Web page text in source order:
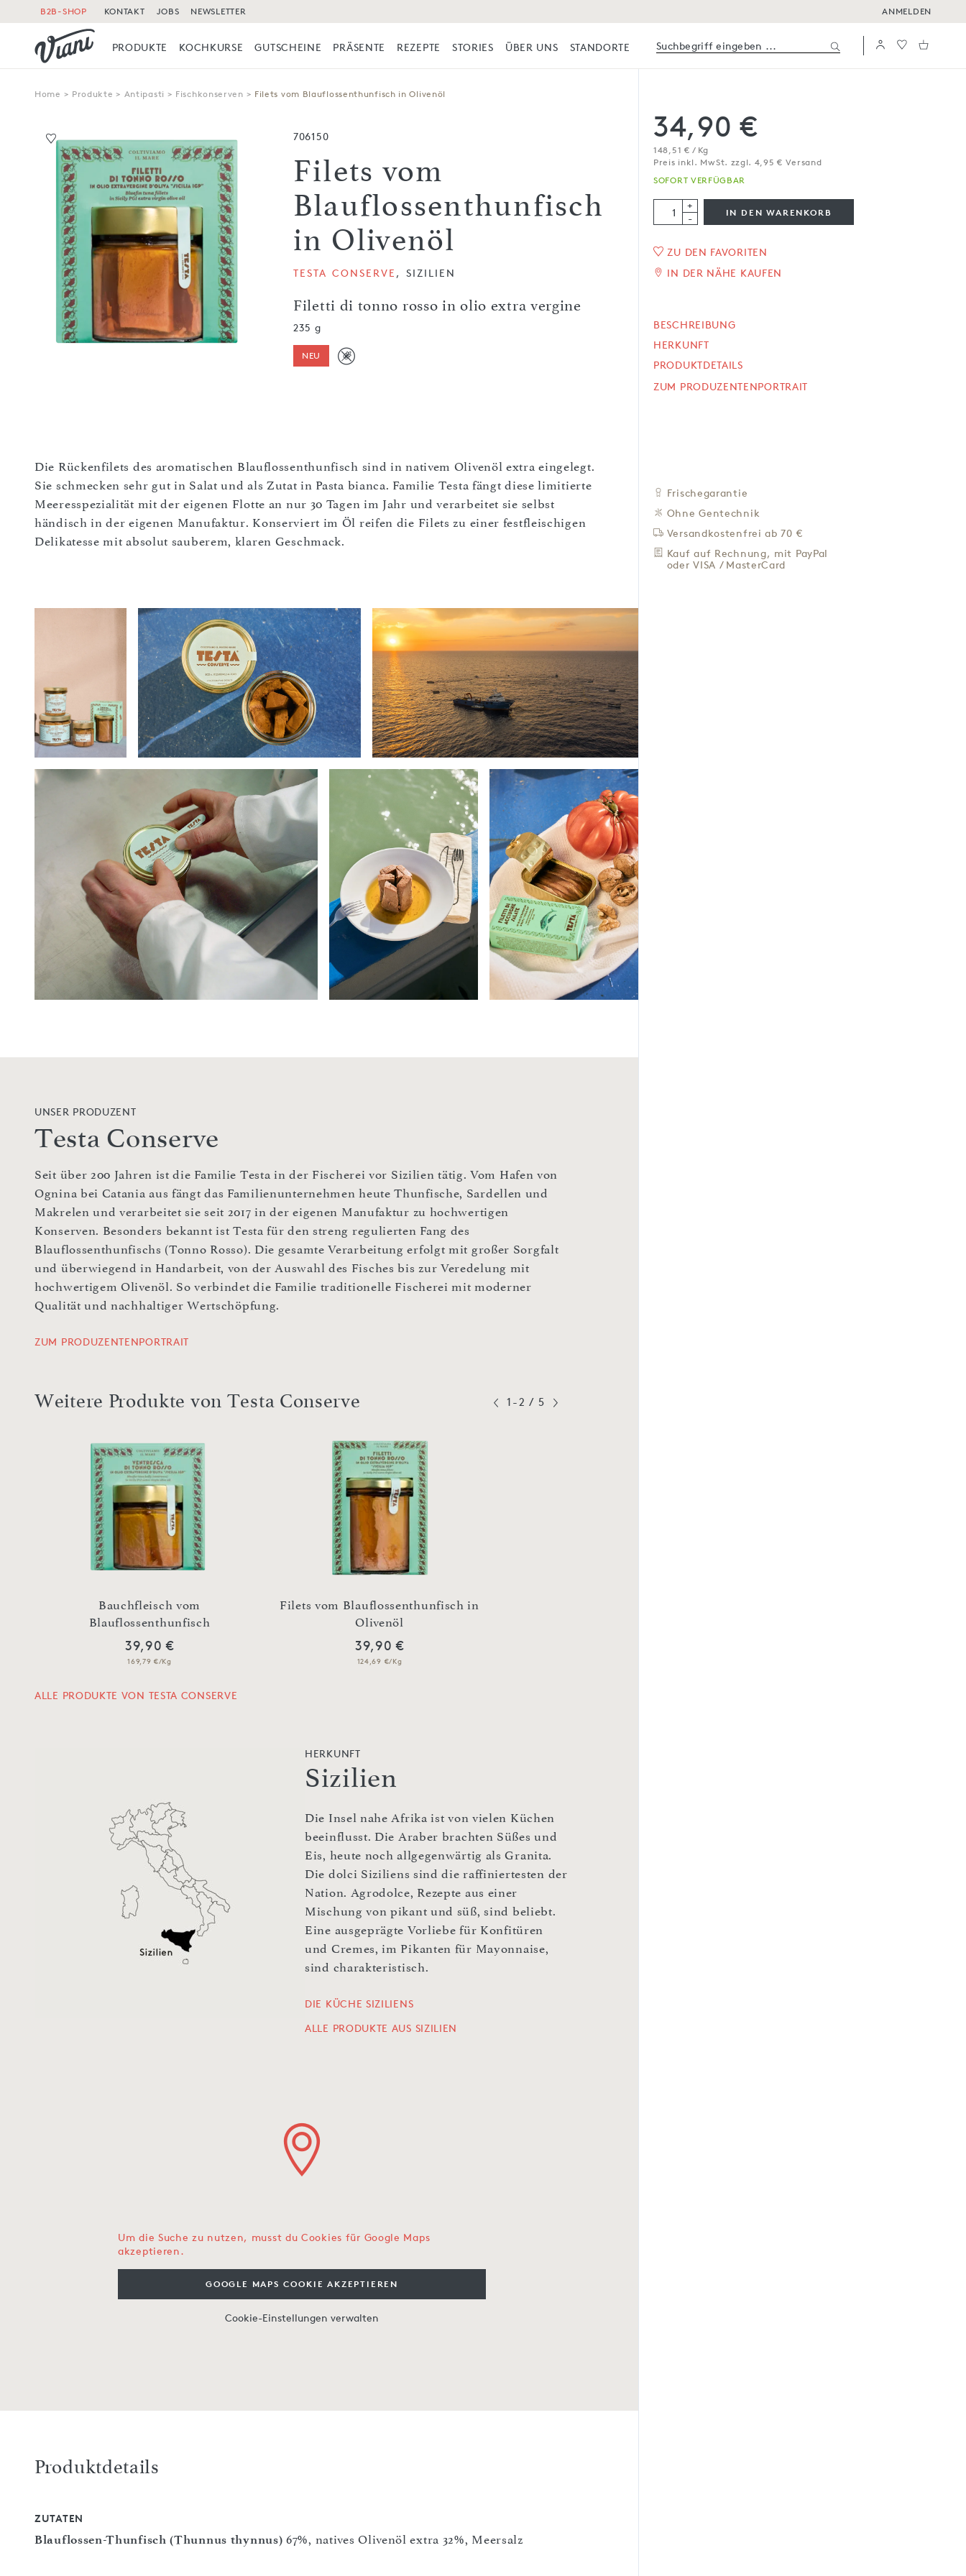
B2B-SHOP KONTAKT JOBS NEWSLETTER ANMELDEN
PRODUKTE KOCHKURSE GUTSCHEINE PRÄSENTE REZEPTE STORIES ÜBER UNS STANDORTE
Home > Produkte > Antipasti > Fischkonserven > Filets vom Blauflossenthunfisch in Olivenöl
Filets vom
Olivenöl
235 g
34,90 €
ZU DEN FAVORITEN
IN DER NÄHE KAUFEN
HERKUNFT
706150
Filets vom
Blauflossenthunfisch
in Olivenöl
Filetti di tonno rosso in olio extra vergine
TESTA CONSERVE , SIZILIEN
235 g
NEU
SOFORT VERFÜGBAR
34,90 €
148,51 € / Kg
Preis inkl. MwSt. zzgl. 4,95 € Versand
+
-
IN DEN WARENKORB
ZU DEN FAVORITEN
IN DER NÄHE KAUFEN
BESCHREIBUNG
HERKUNFT
PRODUKTDETAILS
ZUM PRODUZENTENPORTRAIT
Frischegarantie
Ohne Gentechnik
Versandkostenfrei ab 70 €
Kauf auf Rechnung, mit PayPal
oder VISA / MasterCard
Die Rückenfilets des aromatischen Blauflossenthunfisch sind in nativem Olivenöl extra eingelegt.
Sie schmecken sehr gut in Salat und als Zutat in Pasta bianca. Familie Testa fängt diese limitierte
Meeresspezialität mit der eigenen Flotte an nur 30 Tagen im Jahr und verarbeitet sie selbst
händisch in der eigenen Manufaktur. Konserviert im Öl reifen die Filets zu einer festfleischigen
Delikatesse mit absolut sauberem, klaren Geschmack.
UNSER PRODUZENT
Testa Conserve
Seit über 200 Jahren ist die Familie Testa in der Fischerei vor Sizilien tätig. Vom Hafen von
Ognina bei Catania aus fängt das Familienunternehmen heute Thunfische, Sardellen und
Makrelen und verarbeitet sie seit 2017 in der eigenen Manufaktur zu hochwertigen
Konserven. Besonders bekannt ist Testa für den streng regulierten Fang des
Blauflossenthunfischs (Tonno Rosso). Die gesamte Verarbeitung erfolgt mit großer Sorgfalt
und überwiegend in Handarbeit, von der Auswahl des Fisches bis zur Veredelung mit
hochwertigem Olivenöl. So verbindet die Familie traditionelle Fischerei mit moderner
Qualität und nachhaltiger Wertschöpfung.
ZUM PRODUZENTENPORTRAIT
Weitere Produkte von Testa Conserve
Bauchfleisch vom
Blauflossenthunfisch
39,90 €
169,79 €/Kg
Filets vom Blauflossenthunfisch in
Olivenöl
39,90 €
124,69 €/Kg
1-2 / 5
ALLE PRODUKTE VON TESTA CONSERVE
HERKUNFT
Sizilien
Die Insel nahe Afrika ist von vielen Küchen
beeinflusst. Die Araber brachten Süßes und
Eis, heute noch allgegenwärtig als Granita.
Die dolci Siziliens sind die raffiniertesten der
Nation. Agrodolce, Rezepte aus einer
Mischung von pikant und süß, sind beliebt.
Eine ausgeprägte Vorliebe für Konfitüren
und Cremes, im Pikanten für Mayonnaise,
sind charakteristisch.
DIE KÜCHE SIZILIENS
ALLE PRODUKTE AUS SIZILIEN
Um die Suche zu nutzen, musst du Cookies für Google Maps
akzeptieren.
GOOGLE MAPS COOKIE AKZEPTIEREN
Cookie-Einstellungen verwalten
Produktdetails
ZUTATEN
Blauflossen-Thunfisch (Thunnus thynnus) 67%, natives Olivenöl extra 32%, Meersalz